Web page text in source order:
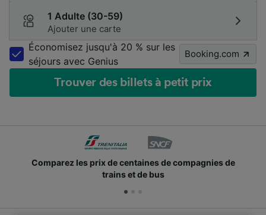
1 Adulte (30-59)
Ajouter une carte
Économisez jusqu'à 20 % sur les
séjours avec Genius
Booking.com
Trouver des billets à petit prix
Comparez les prix de centaines de compagnies de
trains et de bus